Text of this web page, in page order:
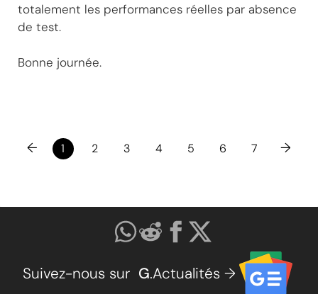
totalement les performances réelles par absence
de test.
Bonne journée.
← 1 2 3 4 5 6 7 →
Suivez-nous sur G.Actualités →